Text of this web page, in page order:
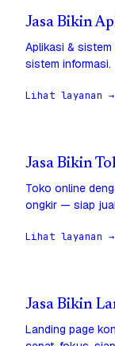
Jasa Bikin
Aplikasi &
sistem informasi.
Lihat layanan →
Jasa Bikin
Toko online
ongkir — siap
Lihat layanan →
Jasa Bikin
Landing page